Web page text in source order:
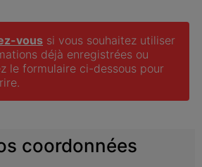
vous si vous souhaitez utiliser
déjà enregistrées ou
le formulaire ci-dessous pour
coordonnées